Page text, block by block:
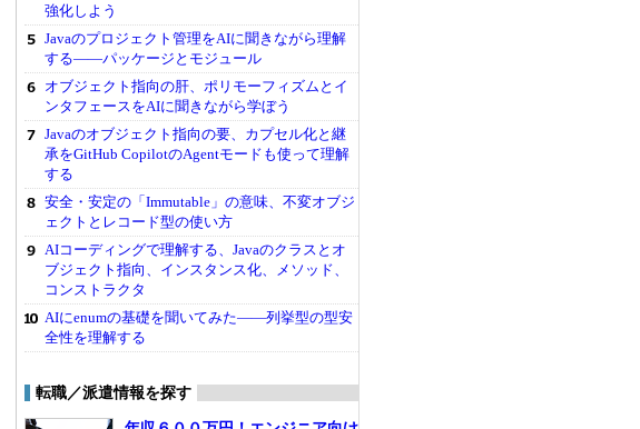
強化しよう
Javaのプロジェクト管理をAIに聞きながら理解
する――パッケージとモジュール
オブジェクト指向の肝、ポリモーフィズムとイ
ンタフェースをAIに聞きながら学ぼう
Javaのオブジェクト指向の要、カプセル化と継
承をGitHub CopilotのAgentモードも使って理解
する
安全・安定の「Immutable」の意味、不変オブジ
ェクトとレコード型の使い方
AIコーディングで理解する、Javaのクラスとオ
ブジェクト指向、インスタンス化、メソッド、
コンストラクタ
AIにenumの基礎を聞いてみた――列挙型の型安
全性を理解する
転職／派遣情報を探す